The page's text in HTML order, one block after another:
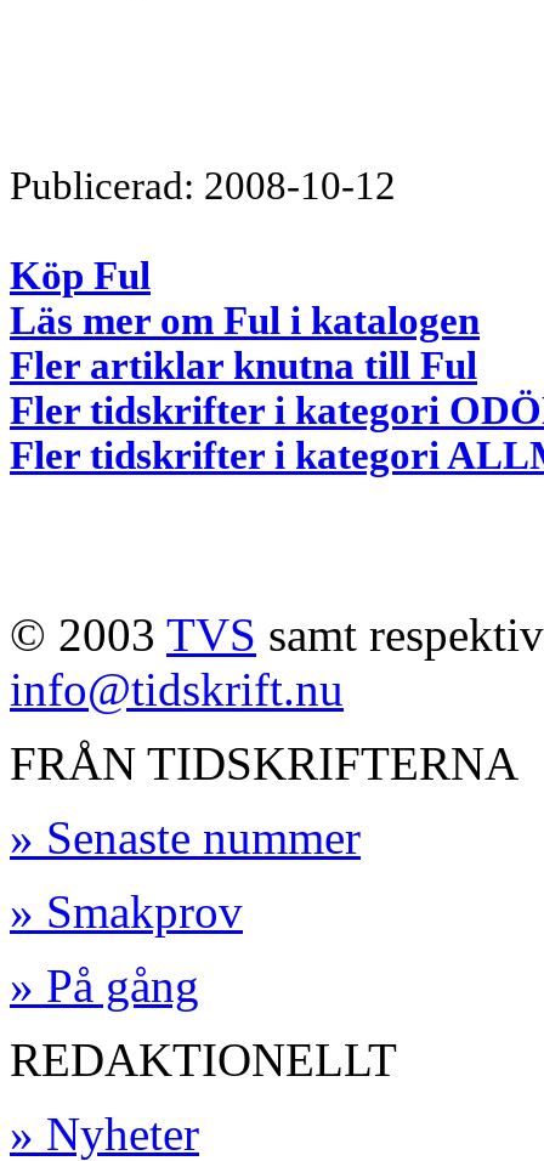
Publicerad: 2008-10-12
Köp Ful
Läs mer om Ful i katalogen
Fler artiklar knutna till Ful
Fler tidskrifter i kategori
Fler tidskrifter i kategori
© 2003 TVS samt
info@tidskrift.nu
FRÅN TIDSKRIFTERNA
» Senaste nummer
» Smakprov
» På gång
REDAKTIONELLT
» Nyheter